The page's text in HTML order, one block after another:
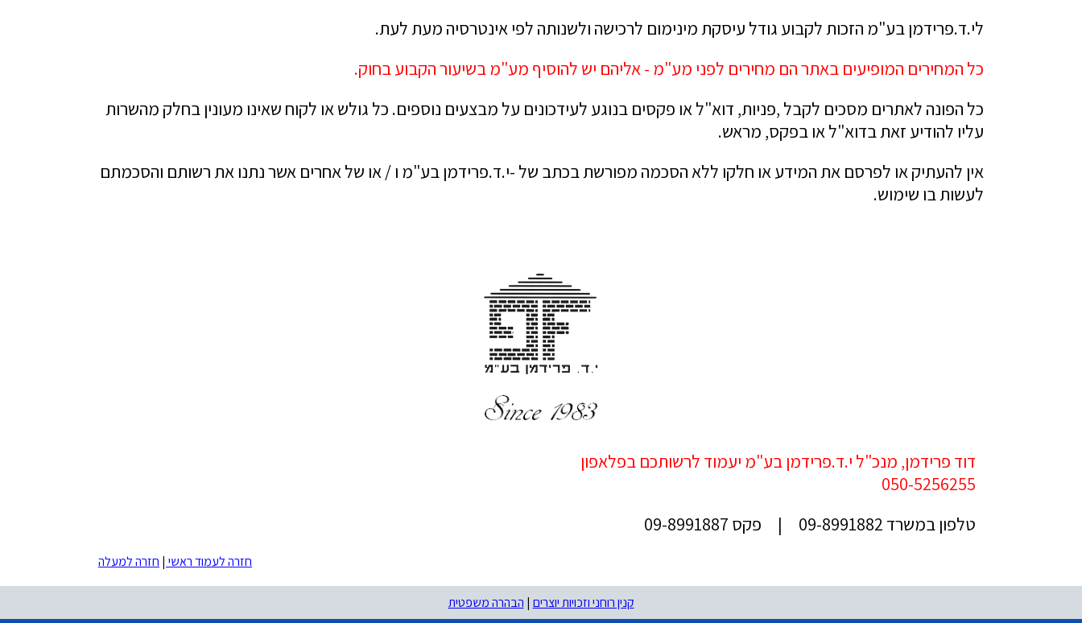
לי.ד.פרידמן בע"מ הזכות לקבוע גודל עיסקת מינימום לרכישה ולשנותה לפי אינטרסיה מעת לעת.
כל המחירים המופיעים באתר הם מחירים לפני מע"מ - אליהם יש להוסיף מע"מ בשיעור הקבוע בחוק.
כל הפונה לאתרים מסכים לקבל ,פניות, דוא"ל או פקסים בנוגע לעידכונים על מבצעים נוספים. כל גולש או לקוח שאינו מעונין בחלק מהשרות
עליו להודיע זאת בדוא"ל או בפקס, מראש.
אין להעתיק או לפרסם את המידע או חלקו ללא הסכמה מפורשת בכתב של -י.ד.פרידמן בע"מ ו / או של אחרים אשר נתנו את רשותם והסכמתם
לעשות בו שימוש.
דוד פרידמן, מנכ"ל י.ד.פרידמן בע"מ יעמוד לרשותכם בפלאפון
050-5256255
טלפון במשרד 09-8991882 | פקס 09-8991887
חזרה לעמוד ראשי | חזרה למעלה
קנין רוחני וזכויות יוצרים | הבהרה משפטית